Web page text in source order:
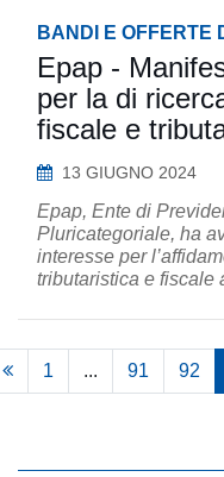
BANDI E OFFERTE
Epap -
per la di
fiscale e
13 GIUGNO 2024
Epap, Ente di
Pluricategoriale, ha
interesse per
tributaristica e fiscale
1 ... 91 92